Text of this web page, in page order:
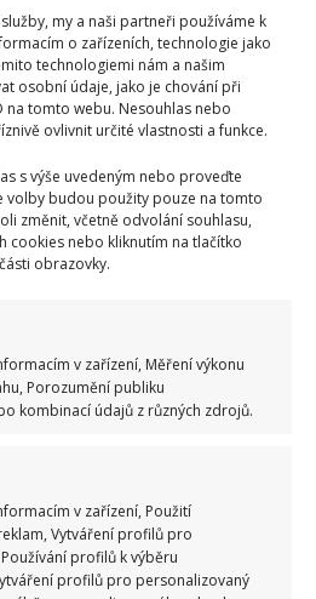
my a naši partneři používáme k
o zařízeních, technologie jako
technologiemi nám a našim
osobní údaje, jako je chování při
tomto webu. Nesouhlas nebo
ovlivnit určité vlastnosti a funkce.
s výše uvedeným nebo proveďte
volby budou použity pouze na tomto
změnit, včetně odvolání souhlasu,
cookies nebo kliknutím na tlačítko
obrazovky.
v zařízení, Měření výkonu
Porozumění publiku
kombinací údajů z různých zdrojů.
v zařízení, Použití
Vytváření profilů pro
profilů k výběru
profilů pro personalizovaný